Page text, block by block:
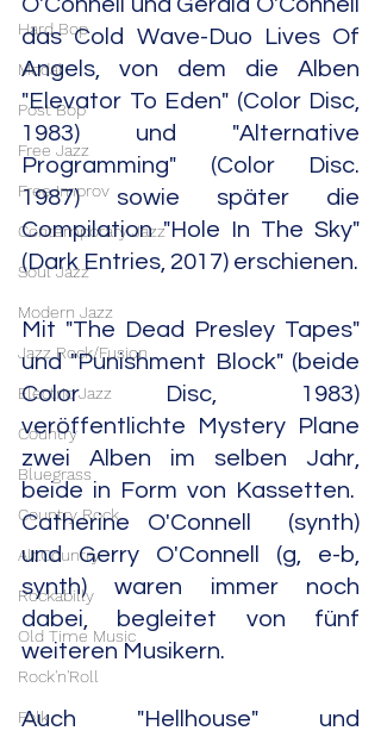
Hard Bop
Modal
Post Bop
Free Jazz
Free Improv
Contemporary Jazz
Soul Jazz
Modern Jazz
Jazz Rock/Fusion
Electric Jazz
Country
Bluegrass
Country Rock
Alt.Country
Rockabilly
Old Time Music
Rock'n'Roll
Folk
O'Connell und Gerald O'Connell
das Cold Wave-Duo Lives Of
Angels, von dem die Alben
"Elevator To Eden" (Color Disc,
1983) und "Alternative
Programming" (Color Disc.
1987) sowie später die
Compilation "Hole In The Sky"
(Dark Entries, 2017) erschienen.
Mit "The Dead Presley Tapes"
und "Punishment Block" (beide
Color Disc, 1983)
veröffentlichte Mystery Plane
zwei Alben im selben Jahr,
beide in Form von Kassetten.
Catherine O'Connell  (synth)
und Gerry O'Connell (g, e-b,
synth) waren immer noch
dabei, begleitet von fünf
weiteren Musikern.
Auch "Hellhouse" und